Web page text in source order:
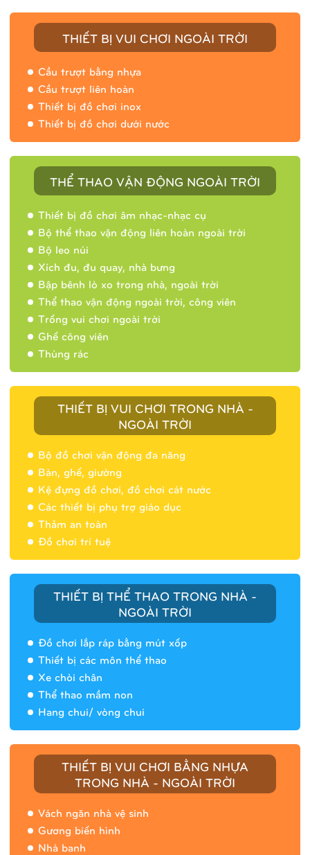
THIẾT BỊ VUI CHƠI NGOÀI TRỜI
Cầu trượt bằng nhựa
Cầu trượt liên hoàn
Thiết bị đồ chơi inox
Thiết bị đồ chơi dưới nước
THỂ THAO VẬN ĐỘNG NGOÀI TRỜI
Thiết bị đồ chơi âm nhạc-nhạc cụ
Bộ thể thao vận động liên hoàn ngoài trời
Bộ leo núi
Xích đu, đu quay, nhà bưng
Bập bênh lò xo trong nhà, ngoài trời
Thể thao vận động ngoài trời, công viên
Trống vui chơi ngoài trời
Ghế công viên
Thùng rác
THIẾT BỊ VUI CHƠI TRONG NHÀ -
NGOÀI TRỜI
Bộ đồ chơi vận động đa năng
Bàn, ghế, giường
Kệ đựng đồ chơi, đồ chơi cát nước
Các thiết bị phụ trợ giáo dục
Thảm an toàn
Đồ chơi trí tuệ
THIẾT BỊ THỂ THAO TRONG NHÀ -
NGOÀI TRỜI
Đồ chơi lắp ráp bằng mút xốp
Thiết bị các môn thể thao
Xe chòi chân
Thể thao mầm non
Hang chui/ vòng chui
THIẾT BỊ VUI CHƠI BẰNG NHỰA
TRONG NHÀ - NGOÀI TRỜI
Vách ngăn nhà vệ sinh
Gương biến hình
Nhà banh
Nhà banh 9H5404
Nhà banh 9H5408